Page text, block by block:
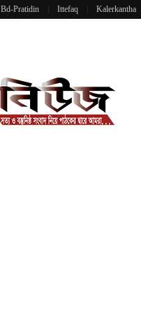
Bd-Pratidin Ittefaq Kalerkantha